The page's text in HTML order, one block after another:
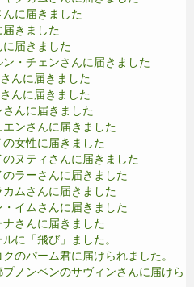
に届きました
きました
届きました
・チェンさんに届きました
んに届きました
んに届きました
んに届きました
ンさんに届きました
女性に届きました
ヌティさんに届きました
ラーさんに届きました
ムさんに届きました
イムさんに届きました
さんに届きました
に「飛び」ました。
のパーム君に届けられました。
ノンペンのサヴィンさんに届けら